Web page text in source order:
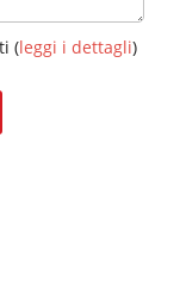
(leggi i dettagli)